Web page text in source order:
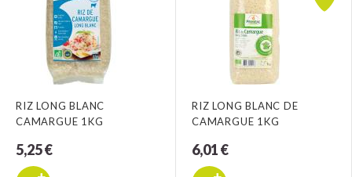
RIZ LONG BLANC
CAMARGUE 1KG
5,25 €
RIZ LONG BLANC DE
CAMARGUE 1KG
6,01 €